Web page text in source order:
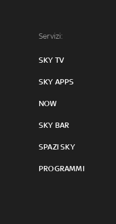
Servizi:
SKY TV
SKY APPS
NOW
SKY BAR
SPAZI SKY
PROGRAMMI